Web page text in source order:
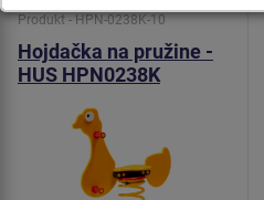
Produkt - HPN-0238K-10
Hojdačka na pružine -
HUS HPN0238K